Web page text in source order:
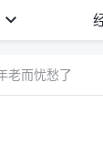
老而忧愁了